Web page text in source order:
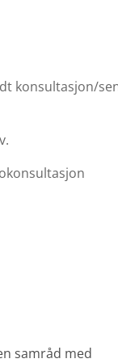
konsultasjon/
samråd med